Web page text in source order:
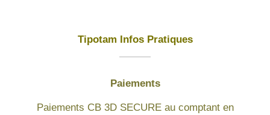
Tipotam Infos Pratiques
Paiements
Paiements CB 3D SECURE au comptant en